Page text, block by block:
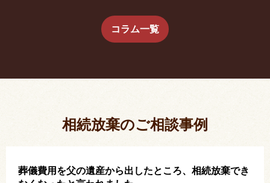
生前に相続放棄すると約束した念書は有効か？
コラム一覧
相続放棄のご相談事例
葬儀費用を父の遺産から出したところ、相続放棄でき